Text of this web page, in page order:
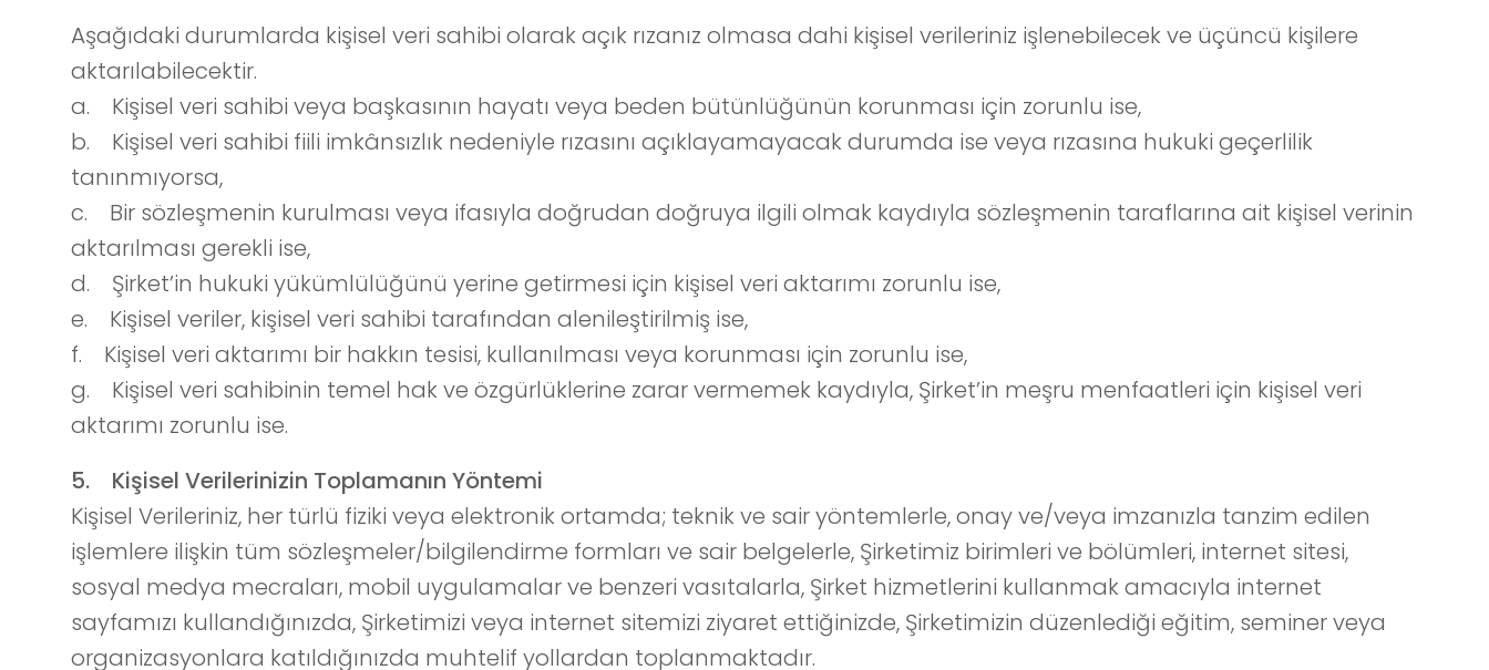
Aşağıdaki durumlarda kişisel veri sahibi olarak açık rızanız olmasa dahi kişisel verileriniz işlenebilecek ve üçüncü kişilere
aktarılabilecektir.
a. Kişisel veri sahibi veya başkasının hayatı veya beden bütünlüğünün korunması için zorunlu ise,
b. Kişisel veri sahibi fiili imkânsızlık nedeniyle rızasını açıklayamayacak durumda ise veya rızasına hukuki geçerlilik
tanınmıyorsa,
c. Bir sözleşmenin kurulması veya ifasıyla doğrudan doğruya ilgili olmak kaydıyla sözleşmenin taraflarına ait kişisel verinin
aktarılması gerekli ise,
d. Şirket’in hukuki yükümlülüğünü yerine getirmesi için kişisel veri aktarımı zorunlu ise,
e. Kişisel veriler, kişisel veri sahibi tarafından alenileştirilmiş ise,
f. Kişisel veri aktarımı bir hakkın tesisi, kullanılması veya korunması için zorunlu ise,
g. Kişisel veri sahibinin temel hak ve özgürlüklerine zarar vermemek kaydıyla, Şirket’in meşru menfaatleri için kişisel veri
aktarımı zorunlu ise.
5. Kişisel Verilerinizin Toplamanın Yöntemi
Kişisel Verileriniz, her türlü fiziki veya elektronik ortamda; teknik ve sair yöntemlerle, onay ve/veya imzanızla tanzim edilen
işlemlere ilişkin tüm sözleşmeler/bilgilendirme formları ve sair belgelerle, Şirketimiz birimleri ve bölümleri, internet sitesi,
sosyal medya mecraları, mobil uygulamalar ve benzeri vasıtalarla, Şirket hizmetlerini kullanmak amacıyla internet
sayfamızı kullandığınızda, Şirketimizi veya internet sitemizi ziyaret ettiğinizde, Şirketimizin düzenlediği eğitim, seminer veya
organizasyonlara katıldığınızda muhtelif yollardan toplanmaktadır.